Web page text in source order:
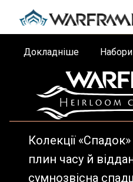
Докладніше Набори
Колекції
плин часу й
сумнозвісна